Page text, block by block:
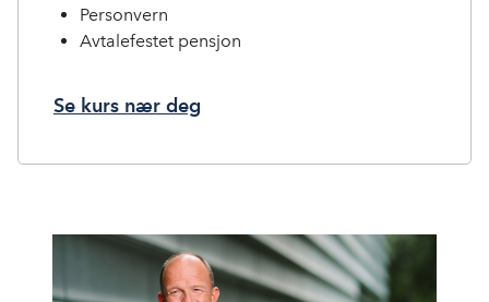
Personvern
Avtalefestet pensjon
Se kurs nær deg